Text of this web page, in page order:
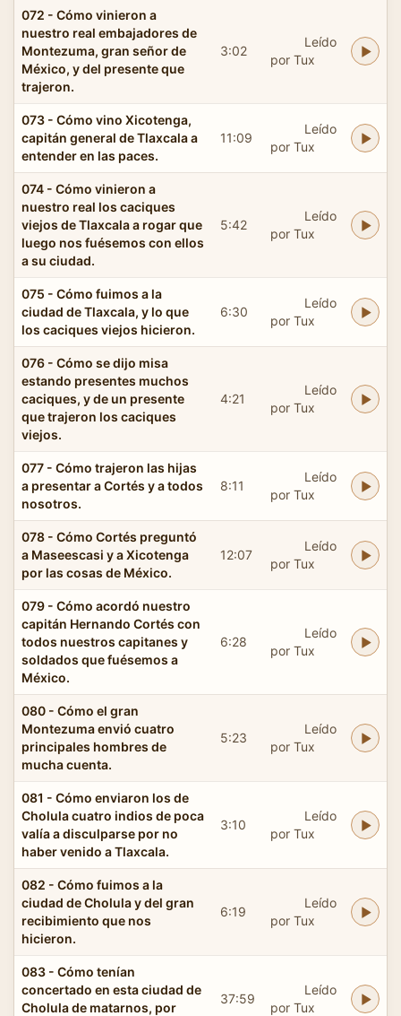
072 - Cómo vinieron a
nuestro real embajadores de
Montezuma, gran señor de
México, y del presente que
trajeron.
3:02
Leído
por Tux
073 - Cómo vino Xicotenga,
capitán general de Tlaxcala a
entender en las paces.
11:09
Leído
por Tux
074 - Cómo vinieron a
nuestro real los caciques
viejos de Tlaxcala a rogar que
luego nos fuésemos con ellos
a su ciudad.
5:42
Leído
por Tux
075 - Cómo fuimos a la
ciudad de Tlaxcala, y lo que
los caciques viejos hicieron.
6:30
Leído
por Tux
076 - Cómo se dijo misa
estando presentes muchos
caciques, y de un presente
que trajeron los caciques
viejos.
4:21
Leído
por Tux
077 - Cómo trajeron las hijas
a presentar a Cortés y a todos
nosotros.
8:11
Leído
por Tux
078 - Cómo Cortés preguntó
a Maseescasi y a Xicotenga
por las cosas de México.
12:07
Leído
por Tux
079 - Cómo acordó nuestro
capitán Hernando Cortés con
todos nuestros capitanes y
soldados que fuésemos a
México.
6:28
Leído
por Tux
080 - Cómo el gran
Montezuma envió cuatro
principales hombres de
mucha cuenta.
5:23
Leído
por Tux
081 - Cómo enviaron los de
Cholula cuatro indios de poca
valía a disculparse por no
haber venido a Tlaxcala.
3:10
Leído
por Tux
082 - Cómo fuimos a la
ciudad de Cholula y del gran
recibimiento que nos
hicieron.
6:19
Leído
por Tux
083 - Cómo tenían
concertado en esta ciudad de
Cholula de matarnos, por
37:59
Leído
por Tux